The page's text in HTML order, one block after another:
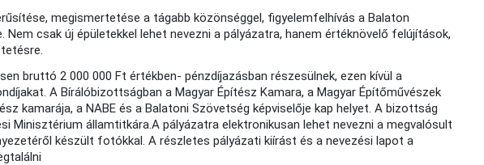
megismertetése a tágabb közönséggel, figyelemfelhívás a Balaton
Nem csak új épületekkel lehet nevezni a pályázatra, hanem értéknövelő felújítások,
bruttó 2 000 000 Ft értékben- pénzdíjazásban részesülnek, ezen kívül a
A Bírálóbizottságban a Magyar Építész Kamara, a Magyar Építőművészek
kamarája, a NABE és a Balatoni Szövetség képviselője kap helyet. A bizottság
Minisztérium államtitkára.A pályázatra elektronikusan lehet nevezni a megvalósult
készült fotókkal. A részletes pályázati kiírást és a nevezési lapot a